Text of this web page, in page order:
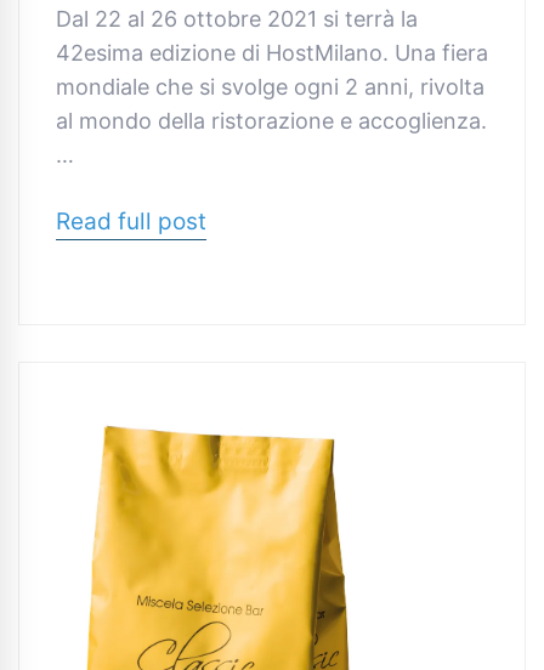
Dal 22 al 26 ottobre 2021 si terrà la
42esima edizione di HostMilano. Una fiera
mondiale che si svolge ogni 2 anni, rivolta
al mondo della ristorazione e accoglienza.
…
Read full post